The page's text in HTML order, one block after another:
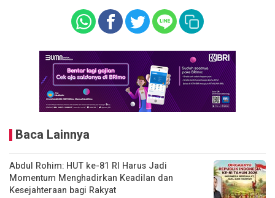
Baca Lainnya
Abdul Rohim: HUT ke-81 RI Harus Jadi
Momentum Menghadirkan Keadilan dan
Kesejahteraan bagi Rakyat